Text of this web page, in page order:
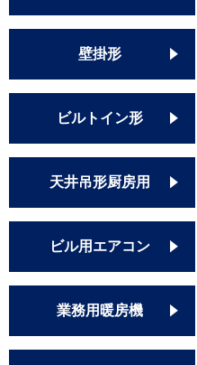
壁掛形
ビルトイン形
天井吊形厨房用
ビル用エアコン
業務用暖房機